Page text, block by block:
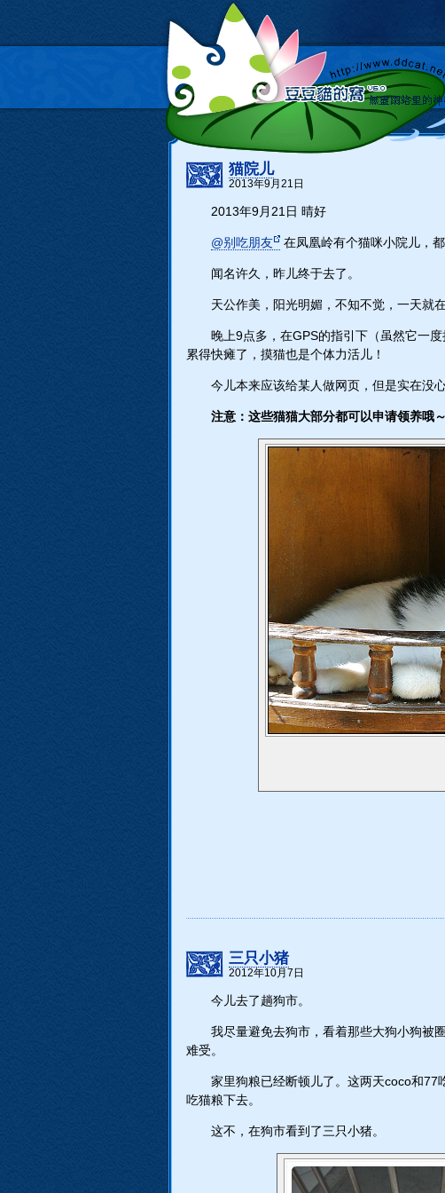
猫院儿
2013年9月21日
2013年9月21日 晴好
@别吃朋友 在凤凰岭有个猫咪小院儿，
闻名许久，昨儿终于去了。
天公作美，阳光明媚，不知不觉，一天就
晚上9点多，在GPS的指引下（虽然它一
累得快瘫了，摸猫也是个体力活儿！
今儿本来应该给某人做网页，但是实在没
注意：这些猫猫大部分都可以申请领养哦
三只小猪
2012年10月7日
今儿去了趟狗市。
我尽量避免去狗市，看着那些大狗小狗被
难受。
家里狗粮已经断顿儿了。这两天coco和77
吃猫粮下去。
这不，在狗市看到了三只小猪。